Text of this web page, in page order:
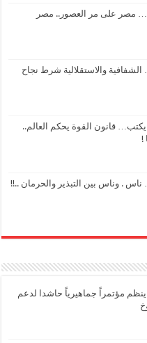
مصر على مر العصور.. مصر
الشفافية والاستقلالية شرط نجاح
قانون القوة يحكم العالم..
!
. وناس بين التبذير والحرمان ..!!
مؤتمراً جماهيرياً حاشدا لدعم